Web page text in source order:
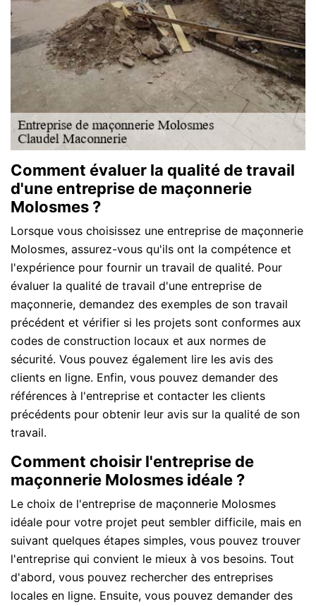
Comment évaluer la qualité de travail
d'une entreprise de maçonnerie
Molosmes ?
Lorsque vous choisissez une entreprise de maçonnerie
Molosmes, assurez-vous qu'ils ont la compétence et
l'expérience pour fournir un travail de qualité. Pour
évaluer la qualité de travail d'une entreprise de
maçonnerie, demandez des exemples de son travail
précédent et vérifier si les projets sont conformes aux
codes de construction locaux et aux normes de
sécurité. Vous pouvez également lire les avis des
clients en ligne. Enfin, vous pouvez demander des
références à l'entreprise et contacter les clients
précédents pour obtenir leur avis sur la qualité de son
travail.
Comment choisir l'entreprise de
maçonnerie Molosmes idéale ?
Le choix de l'entreprise de maçonnerie Molosmes
idéale pour votre projet peut sembler difficile, mais en
suivant quelques étapes simples, vous pouvez trouver
l'entreprise qui convient le mieux à vos besoins. Tout
d'abord, vous pouvez rechercher des entreprises
locales en ligne. Ensuite, vous pouvez demander des